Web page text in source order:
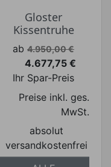
Gloster
Kissentruhe
Verkaufspreis
ab 4.950,00 €
Preis
4.677,75 €
Ihr Spar-Preis
Preise inkl. ges.
MwSt.
absolut
versandkostenfrei